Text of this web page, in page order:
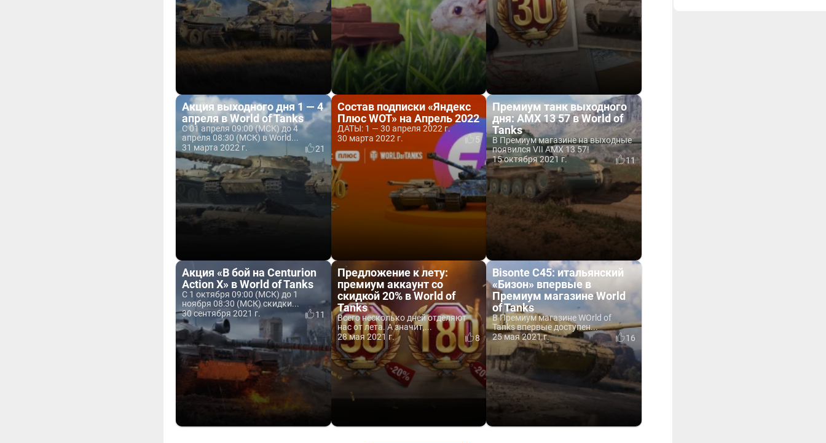
Акция выходного дня 1 — 4
апреля в World of Tanks
С 01 апреля 09:00 (МСК) до 4
апреля 08:30 (МСК) в World...
31 марта 2022 г.
21
Состав подписки «Яндекс
Плюс WOT» на Апрель 2022
ДАТЫ: 1 — 30 апреля 2022 г.
30 марта 2022 г.
5
Премиум танк выходного
дня: AMX 13 57 в World of
Tanks
В Премиум магазине на выходные
появился VII AMX 13 57!
15 октября 2021 г.
11
Акция «В бой на Centurion
Action X» в World of Tanks
С 1 октября 09:00 (МСК) до 1
ноября 08:30 (МСК) скидки...
30 сентября 2021 г.
11
Предложение к лету:
премиум аккаунт со
скидкой 20% в World of
Tanks
Всего несколько дней отделяют
нас от лета. А значит,...
28 мая 2021 г.
8
Bisonte C45: итальянский
«Бизон» впервые в
Премиум магазине World
of Tanks
В Премиум магазине WOrld of
Tanks впервые доступен...
25 мая 2021 г.
16